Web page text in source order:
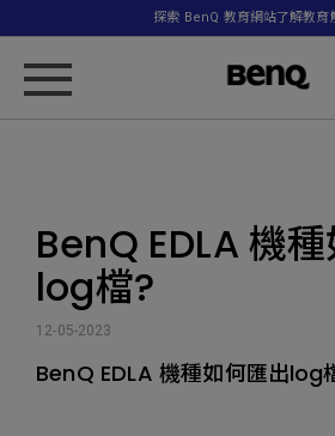
探索 BenQ 教育網站了解教育
BenQ EDLA 機
log檔?
12-05-2023
BenQ EDLA 機種如何匯出log